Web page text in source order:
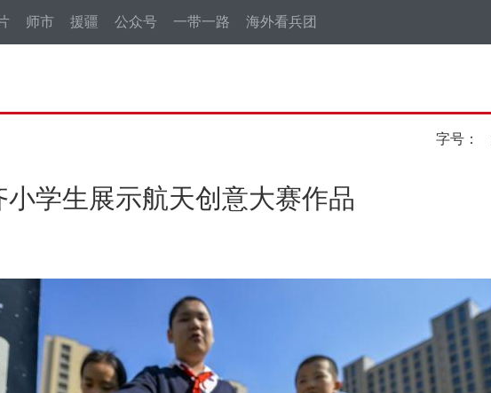
师市 援疆 公众号 一带一路 海外看兵团
字号：
学生展示航天创意大赛作品